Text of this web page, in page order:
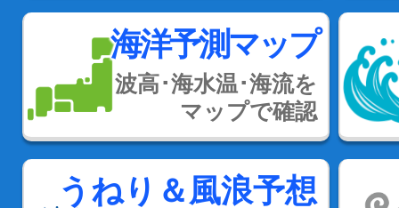
海洋予測マップ
波高･海水温･海流を
マップで確認
うねり＆風浪予想